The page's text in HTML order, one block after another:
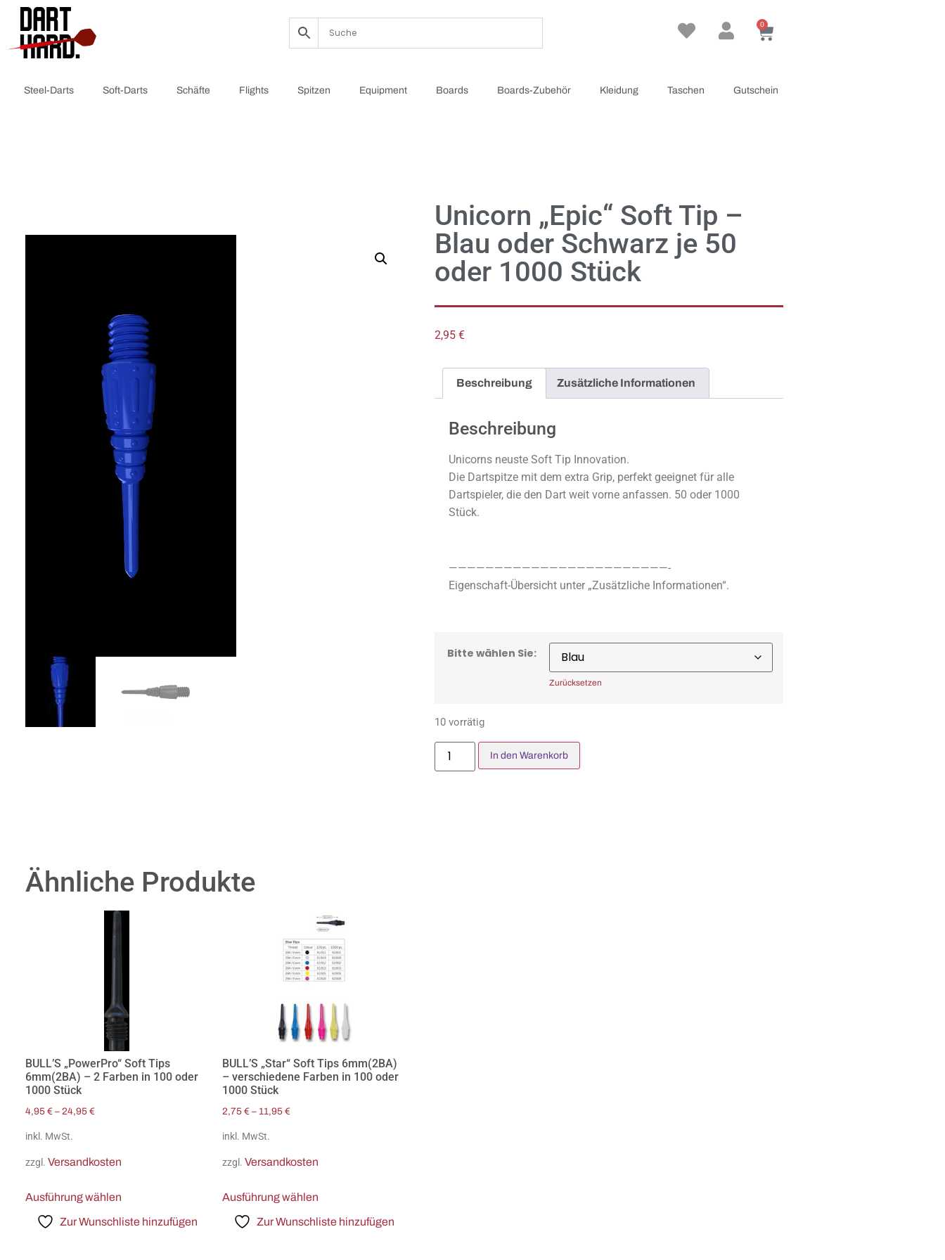
0
Steel-Darts Soft-Darts Schäfte Flights Spitzen Equipment Boards Boards-Zubehör Kleidung Taschen Gutschein
Unicorn „Epic“ Soft Tip –
Blau oder Schwarz je 50
oder 1000 Stück
2,95 €
Beschreibung Zusätzliche Informationen
Beschreibung
Unicorns neuste Soft Tip Innovation.
Die Dartspitze mit dem extra Grip, perfekt geeignet für alle
Dartspieler, die den Dart weit vorne anfassen. 50 oder 1000
Stück.
————————————————————————-
Eigenschaft-Übersicht unter „Zusätzliche Informationen“.
Bitte wählen Sie:
Zurücksetzen
10 vorrätig
In den Warenkorb
Ähnliche Produkte
BULL’S „PowerPro“ Soft Tips
6mm(2BA) – 2 Farben in 100 oder
1000 Stück
4,95 € – 24,95 €
inkl. MwSt.
zzgl. Versandkosten
Ausführung wählen
Zur Wunschliste hinzufügen
BULL’S „Star“ Soft Tips 6mm(2BA)
– verschiedene Farben in 100 oder
1000 Stück
2,75 € – 11,95 €
inkl. MwSt.
zzgl. Versandkosten
Ausführung wählen
Zur Wunschliste hinzufügen